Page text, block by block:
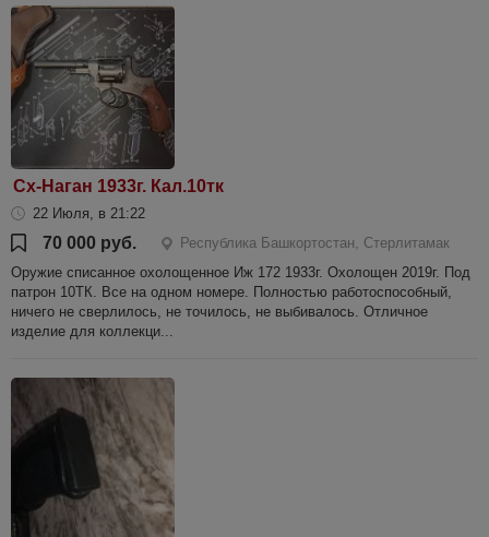
Сх-Наган 1933г. Кал.10тк
22 Июля, в 21:22
70 000 руб.
Республика Башкортостан, Стерлитамак
Оружие списанное охолощенное Иж 172 1933г. Охолощен 2019г. Под
патрон 10ТК. Все на одном номере. Полностью работоспособный,
ничего не сверлилось, не точилось, не выбивалось. Отличное
изделие для коллекци...